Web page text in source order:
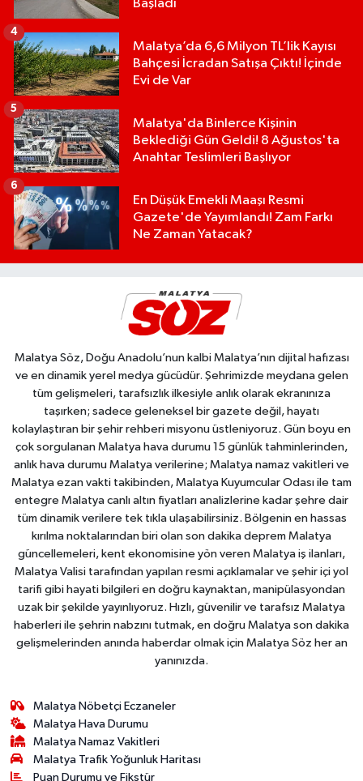
Başladı
Malatya’da 6,6 Milyon TL’lik Kayısı
Bahçesi İcradan Satışa Çıktı! İçinde
Evi de Var
4
Malatya'da Binlerce Kişinin
Beklediği Gün Geldi! 8 Ağustos'ta
Anahtar Teslimleri Başlıyor
5
En Düşük Emekli Maaşı Resmi
Gazete'de Yayımlandı! Zam Farkı
Ne Zaman Yatacak?
6
Malatya Söz, Doğu Anadolu’nun kalbi Malatya’nın dijital hafızası
ve en dinamik yerel medya gücüdür. Şehrimizde meydana gelen
tüm gelişmeleri, tarafsızlık ilkesiyle anlık olarak ekranınıza
taşırken; sadece geleneksel bir gazete değil, hayatı
kolaylaştıran bir şehir rehberi misyonu üstleniyoruz. Gün boyu en
çok sorgulanan Malatya hava durumu 15 günlük tahminlerinden,
anlık hava durumu Malatya verilerine; Malatya namaz vakitleri ve
Malatya ezan vakti takibinden, Malatya Kuyumcular Odası ile tam
entegre Malatya canlı altın fiyatları analizlerine kadar şehre dair
tüm dinamik verilere tek tıkla ulaşabilirsiniz. Bölgenin en hassas
kırılma noktalarından biri olan son dakika deprem Malatya
güncellemeleri, kent ekonomisine yön veren Malatya iş ilanları,
Malatya Valisi tarafından yapılan resmi açıklamalar ve şehir içi yol
tarifi gibi hayati bilgileri en doğru kaynaktan, manipülasyondan
uzak bir şekilde yayınlıyoruz. Hızlı, güvenilir ve tarafsız Malatya
haberleri ile şehrin nabzını tutmak, en doğru Malatya son dakika
gelişmelerinden anında haberdar olmak için Malatya Söz her an
yanınızda.
Malatya Nöbetçi Eczaneler
Malatya Hava Durumu
Malatya Namaz Vakitleri
Malatya Trafik Yoğunluk Haritası
Puan Durumu ve Fikstür